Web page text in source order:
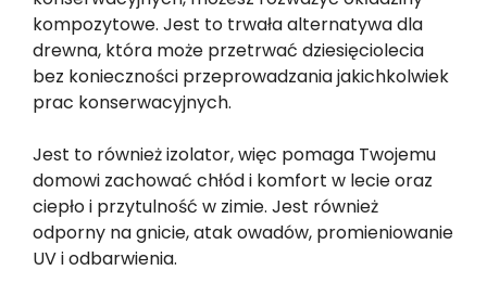
kompozytowe. Jest to trwała alternatywa dla
drewna, która może przetrwać dziesięciolecia
bez konieczności przeprowadzania jakichkolwiek
prac konserwacyjnych.
Jest to również izolator, więc pomaga Twojemu
domowi zachować chłód i komfort w lecie oraz
ciepło i przytulność w zimie. Jest również
odporny na gnicie, atak owadów, promieniowanie
UV i odbarwienia.